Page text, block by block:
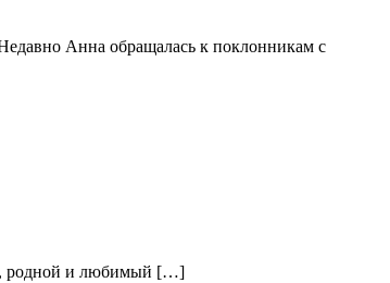
Анна обращалась к поклонникам с
родной и любимый […]